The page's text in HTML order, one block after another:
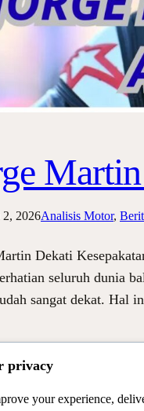
2, 2026Analisis Motor,
Dekati
seluruh dunia
sangat dekat. Hal
privacy
your experience,